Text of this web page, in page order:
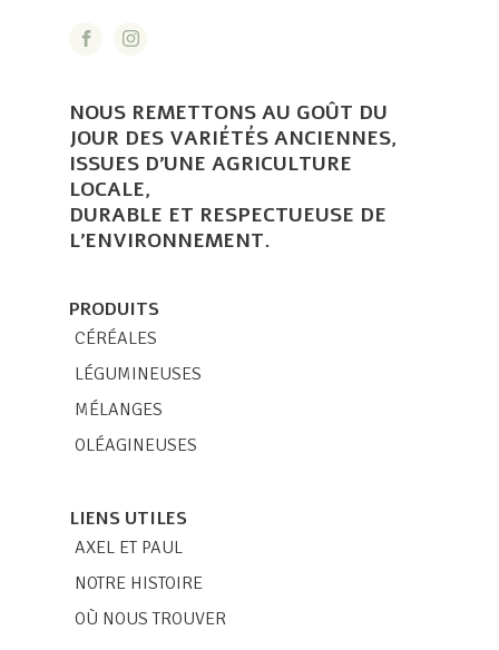
NOUS REMETTONS AU GOÛT DU
JOUR DES VARIÉTÉS ANCIENNES,
ISSUES D’UNE AGRICULTURE
LOCALE,
DURABLE ET RESPECTUEUSE DE
L’ENVIRONNEMENT.
PRODUITS
CÉRÉALES
LÉGUMINEUSES
MÉLANGES
OLÉAGINEUSES
LIENS UTILES
AXEL ET PAUL
NOTRE HISTOIRE
OÙ NOUS TROUVER